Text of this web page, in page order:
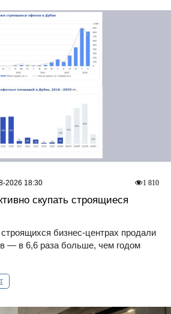
скупать строящиеся
бизнес-центрах продали
— в 6,6 раза больше, чем годом
1 810
2026 18:30